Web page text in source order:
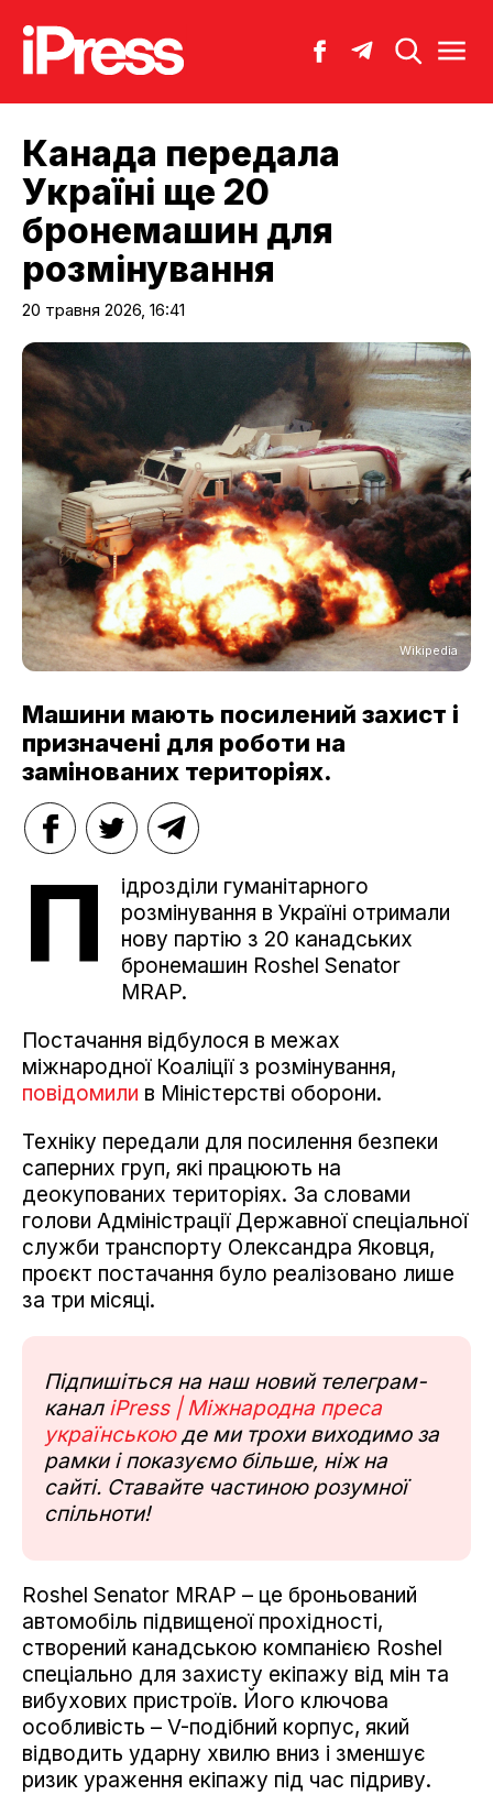
Канада передала
Україні ще 20
бронемашин для
розмінування
20 травня 2026, 16:41
Wikipedia
Машини мають посилений захист і
призначені для роботи на
замінованих територіях.
П
ідрозділи гуманітарного
розмінування в Україні отримали
нову партію з 20 канадських
бронемашин Roshel Senator
MRAP.
Постачання відбулося в межах
міжнародної Коаліції з розмінування,
повідомили в Міністерстві оборони.
Техніку передали для посилення безпеки
саперних груп, які працюють на
деокупованих територіях. За словами
голови Адміністрації Державної спеціальної
служби транспорту Олександра Яковця,
проєкт постачання було реалізовано лише
за три місяці.
Підпишіться на наш новий телеграм-
канал iPress | Міжнародна преса
українськоюде ми трохи виходимо за
рамки і показуємо більше, ніж на
сайті. Ставайте частиною розумної
спільноти!
Roshel Senator MRAP – це броньований
автомобіль підвищеної прохідності,
створений канадською компанією Roshel
спеціально для захисту екіпажу від мін та
вибухових пристроїв. Його ключова
особливість – V-подібний корпус, який
відводить ударну хвилю вниз і зменшує
ризик ураження екіпажу під час підриву.